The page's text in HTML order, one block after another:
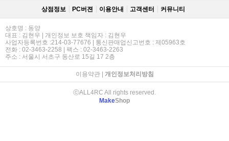
상점정보 PC버젼 이용안내 고객센터 커뮤니티
상호명 : 동양
대표 : 김현우 | 개인정보 보호 책임자 : 김현우
사업자등록번호 :214-03-77676 | 통신판매업신고번호 : 제05963호
전화 : 02-3463-2258 | 팩스 : 02-3463-2263
주소 : 서울시 서초구 동산로 15길 17 2층
이용약관| 개인정보처리방침
ⓒALL4RC All rights reserved.
MakeShop